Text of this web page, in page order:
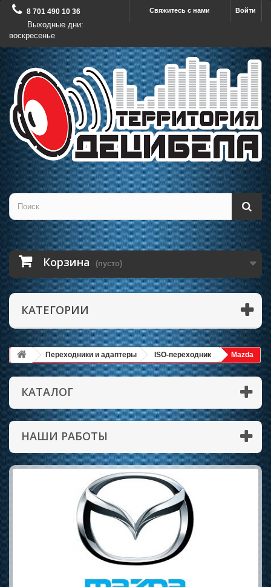
Войти
Свяжитесь с нами
8 701 490 10 36
Выходные дни:
воскресенье
Корзина (пусто)
КАТЕГОРИИ
Переходники и адаптеры ISO-переходник Mazda
КАТАЛОГ
НАШИ РАБОТЫ